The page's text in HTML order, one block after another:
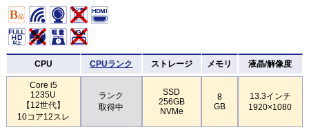
CPU CPUランク ストレージ メモリ 液晶/解像度
Core i5
1235U
【12世代】
10コア12スレ
ランク
取得中
SSD
256GB
NVMe
8
GB
13.3インチ
1920×1080